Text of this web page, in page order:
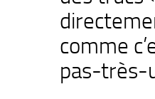
comme
pas-très-